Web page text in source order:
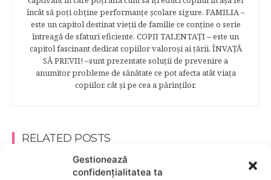
Gestionează
confidențialitatea ta
încât să poţi obţine performanţe şcolare sigure. FAMILIA –
este un capitol destinat vieţii de familie ce conţine o serie
întreagă de sfaturi eficiente. COPII TALENTAŢI – este un
capitol fascinant dedicat copiilor valoroși ai țării. ÎNVAŢĂ
SĂ PREVII! –sunt prezentate soluţii de prevenire a
anumitor probleme de sănătate ce pot afecta atât viaţa
copiilor, cât şi pe cea a părinţilor.
RELATED POSTS